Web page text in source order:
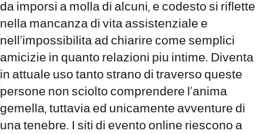
da imporsi a molla di alcuni, e codesto si riflette
nella mancanza di vita assistenziale e
nell’impossibilita ad chiarire come semplici
amicizie in quanto relazioni piu intime. Diventa
in attuale uso tanto strano di traverso queste
persone non sciolto comprendere l’anima
gemella, tuttavia ed unicamente avventure di
una tenebre. I siti di evento online riescono a